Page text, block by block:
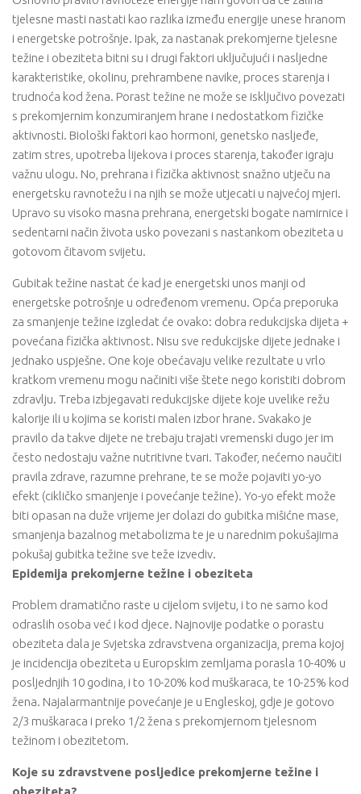
tjelesne masti nastati kao razlika između energije unese hranom
i energetske potrošnje. Ipak, za nastanak prekomjerne tjelesne
težine i obeziteta bitni su i drugi faktori uključujući i nasljedne
karakteristike, okolinu, prehrambene navike, proces starenja i
trudnoća kod žena. Porast težine ne može se isključivo povezati
s prekomjernim konzumiranjem hrane i nedostatkom fizičke
aktivnosti. Biološki faktori kao hormoni, genetsko nasljeđe,
zatim stres, upotreba lijekova i proces starenja, također igraju
važnu ulogu. No, prehrana i fizička aktivnost snažno utječu na
energetsku ravnotežu i na njih se može utjecati u najvećoj mjeri.
Upravo su visoko masna prehrana, energetski bogate namirnice i
sedentarni način života usko povezani s nastankom obeziteta u
gotovom čitavom svijetu.
Gubitak težine nastat će kad je energetski unos manji od
energetske potrošnje u određenom vremenu. Opća preporuka
za smanjenje težine izgledat će ovako: dobra redukcijska dijeta +
povećana fizička aktivnost. Nisu sve redukcijske dijete jednake i
jednako uspješne. One koje obećavaju velike rezultate u vrlo
kratkom vremenu mogu načiniti više štete nego koristiti dobrom
zdravlju. Treba izbjegavati redukcijske dijete koje uvelike režu
kalorije ili u kojima se koristi malen izbor hrane. Svakako je
pravilo da takve dijete ne trebaju trajati vremenski dugo jer im
često nedostaju važne nutritivne tvari. Također, nećemo naučiti
pravila zdrave, razumne prehrane, te se može pojaviti yo-yo
efekt (cikličko smanjenje i povećanje težine). Yo-yo efekt može
biti opasan na duže vrijeme jer dolazi do gubitka mišićne mase,
smanjenja bazalnog metabolizma te je u narednim pokušajima
pokušaj gubitka težine sve teže izvediv.
Epidemija prekomjerne težine i obeziteta
Problem dramatično raste u cijelom svijetu, i to ne samo kod
odraslih osoba već i kod djece. Najnovije podatke o porastu
obeziteta dala je Svjetska zdravstvena organizacija, prema kojoj
je incidencija obeziteta u Europskim zemljama porasla 10-40% u
posljednjih 10 godina, i to 10-20% kod muškaraca, te 10-25% kod
žena. Najalarmantnije povećanje je u Engleskoj, gdje je gotovo
2/3 muškaraca i preko 1/2 žena s prekomjernom tjelesnom
težinom i obezitetom.
Koje su zdravstvene posljedice prekomjerne težine i
obeziteta?